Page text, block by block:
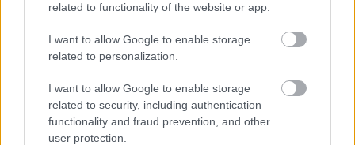
related to functionality of the website or app.
I want to allow Google to enable storage
related to personalization.
I want to allow Google to enable storage
related to security, including authentication
functionality and fraud prevention, and other
user protection.
tovább